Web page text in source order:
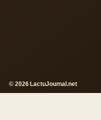
© 2026 LactuJournal.net